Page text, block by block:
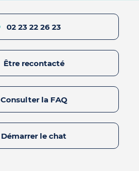
02 23 22 26 23
Être recontacté
Consulter la FAQ
Démarrer le chat